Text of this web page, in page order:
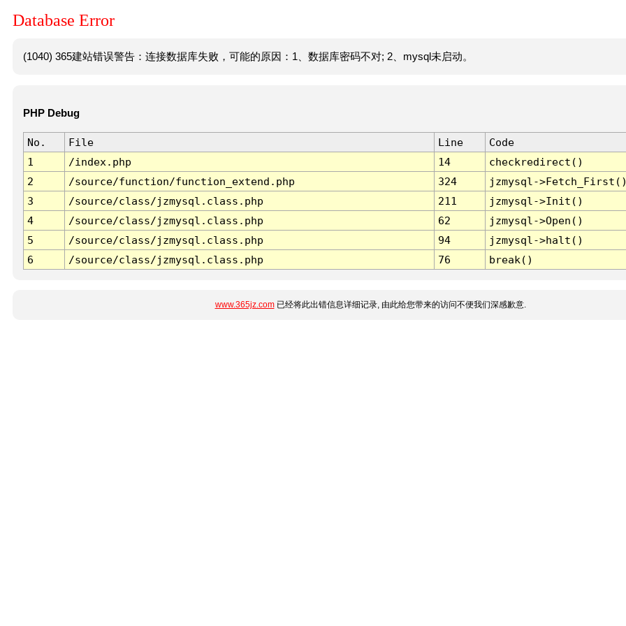
Database Error
(1040) 365建站错误警告：连接数据库失败，可能的原因：1、数据库密码不对; 2、mysql未启动。
PHP Debug
No. File Line
Code
1
/index.php 14
checkredirect()
2
/source/function/function_extend.php 324
jzmysql-
3
/source/class/jzmysql.class.php 211
jzmysql->Init()
4
/source/class/jzmysql.class.php 62
jzmysql->Open()
5
/source/class/jzmysql.class.php 94
jzmysql->halt()
6
/source/class/jzmysql.class.php 76 break()
www.365jz.com已经将此出错信息详细记录, 由此给您带来的访问不便我们深感歉意.